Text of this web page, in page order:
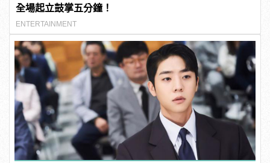
全場起立鼓掌五分鐘！
ENTERTAINMENT